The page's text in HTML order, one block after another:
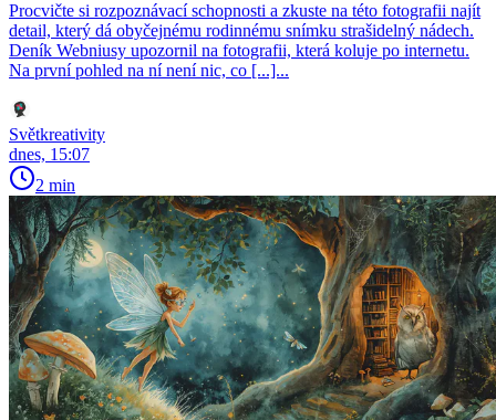
Procvičte si rozpoznávací schopnosti a zkuste na této fotografii najít
detail, který dá obyčejnému rodinnému snímku strašidelný nádech.
Deník Webniusy upozornil na fotografii, která koluje po internetu.
Na první pohled na ní není nic, co [...]...
Světkreativity
dnes, 15:07
2 min